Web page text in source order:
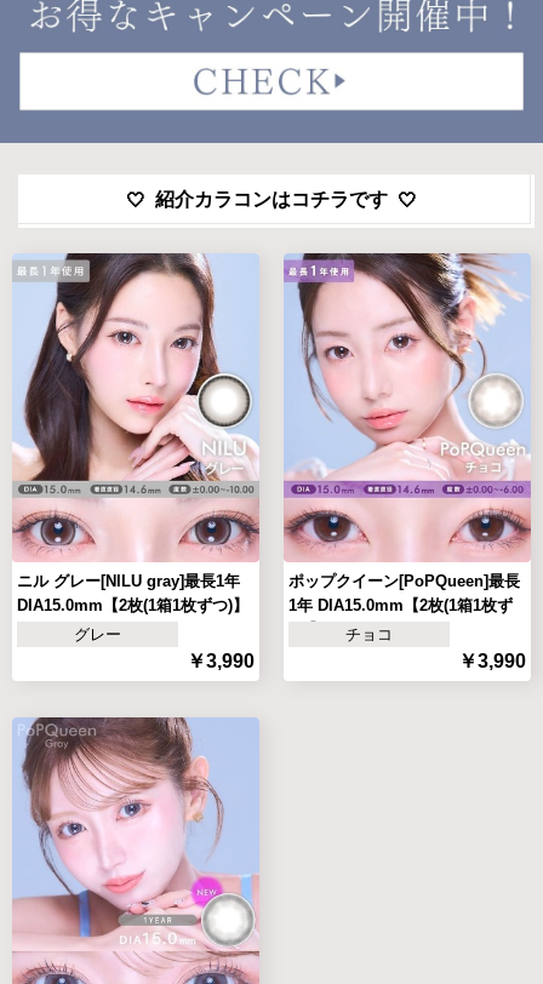
紹介カラコンはコチラです
ニル グレー[NILU gray]最長1年
DIA15.0mm【2枚(1箱1枚ずつ)】
グレー
￥3,990
ポップクイーン[PoPQueen]最長
1年 DIA15.0mm【2枚(1箱1枚ず
チョコ
￥3,990